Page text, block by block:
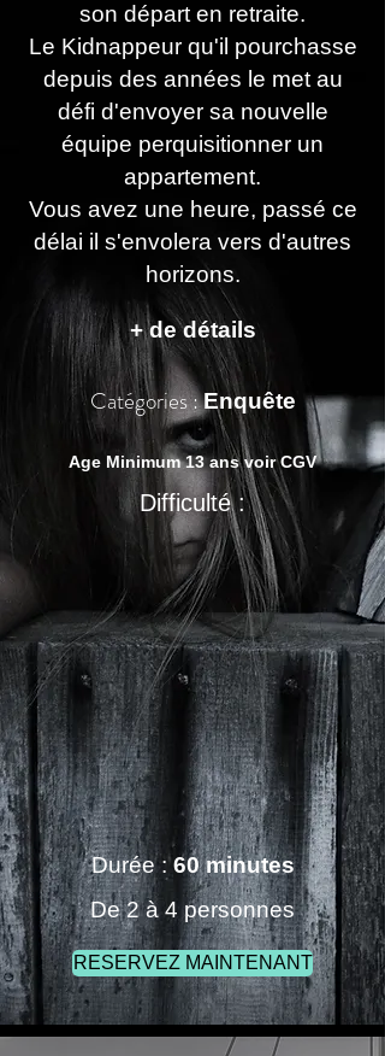
son départ en retraite.
Le Kidnappeur qu'il pourchasse
depuis des années le met au
défi d'envoyer sa nouvelle
équipe perquisitionner un
appartement.
Vous avez une heure, passé ce
délai il s'envolera vers d'autres
horizons.
+ de détails
Catégories :Enquête
Age Minimum 13 ans voir CGV
Difficulté :
Durée :60 minutes
De 2 à 4 personnes
RESERVEZ MAINTENANT